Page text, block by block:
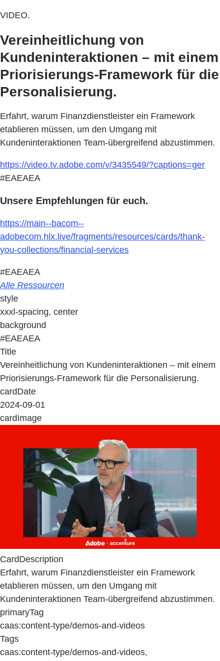
VIDEO.
Vereinheitlichung von
Kundeninteraktionen – mit einem
Priorisierungs-Framework für die
Personalisierung.
Erfahrt, warum Finanzdienstleister ein Framework
etablieren müssen, um den Umgang mit
Kundeninteraktionen Team-übergreifend abzustimmen.
https://video.tv.adobe.com/v/3435549/?captions=ger
#EAEAEA
Unsere Empfehlungen für euch.
https://main--bacom--
adobecom.hlx.live/fragments/resources/cards/thank-
you-collections/financial-services
#EAEAEA
Alle Ressourcen
style
xxxl-spacing, center
background
#EAEAEA
Title
Vereinheitlichung von Kundeninteraktionen – mit einem
Priorisierungs-Framework für die Personalisierung.
cardDate
2024-09-01
cardImage
CardDescription
Erfahrt, warum Finanzdienstleister ein Framework
etablieren müssen, um den Umgang mit
Kundeninteraktionen Team-übergreifend abzustimmen.
primaryTag
caas:content-type/demos-and-videos
Tags
caas:content-type/demos-and-videos,